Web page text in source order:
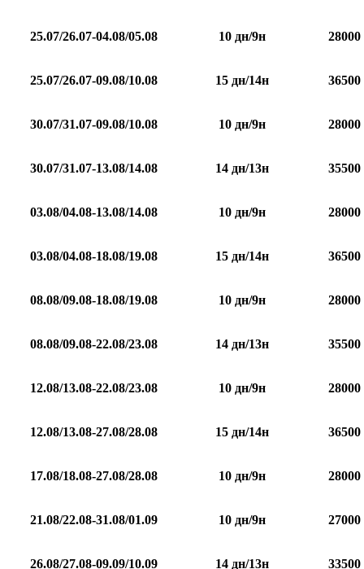
25.07/26.07-04.08/05.08 10 дн/9н 28000
25.07/26.07-09.08/10.08 15 дн/14н 36500
30.07/31.07-09.08/10.08 10 дн/9н 28000
30.07/31.07-13.08/14.08 14 дн/13н 35500
03.08/04.08-13.08/14.08 10 дн/9н 28000
03.08/04.08-18.08/19.08 15 дн/14н 36500
08.08/09.08-18.08/19.08 10 дн/9н 28000
08.08/09.08-22.08/23.08 14 дн/13н 35500
12.08/13.08-22.08/23.08 10 дн/9н 28000
12.08/13.08-27.08/28.08 15 дн/14н 36500
17.08/18.08-27.08/28.08 10 дн/9н 28000
21.08/22.08-31.08/01.09 10 дн/9н 27000
26.08/27.08-09.09/10.09 14 дн/13н 33500